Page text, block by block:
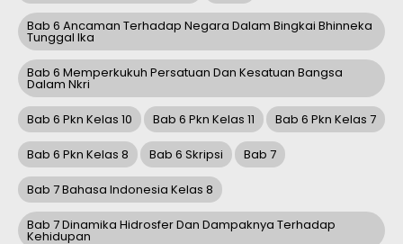
Bab 6 Ancaman Terhadap Negara Dalam Bingkai Bhinneka
Tunggal Ika
Bab 6 Memperkukuh Persatuan Dan Kesatuan Bangsa
Dalam Nkri
Bab 6 Pkn Kelas 10 Bab 6 Pkn Kelas 11 Bab 6 Pkn Kelas 7
Bab 6 Pkn Kelas 8 Bab 6 Skripsi Bab 7
Bab 7 Bahasa Indonesia Kelas 8
Bab 7 Dinamika Hidrosfer Dan Dampaknya Terhadap
Kehidupan